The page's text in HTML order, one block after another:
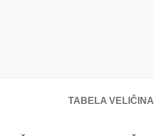
TABELA VELIČINA